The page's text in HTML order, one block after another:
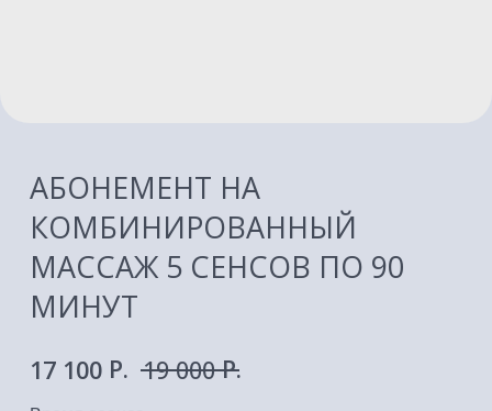
Подарочный сертификат
В КОРЗИНУ